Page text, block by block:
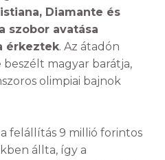
Diamante és
szobor avatása
érkeztek. Az átadón
magyar barátja,
olimpiai bajnok
felállítás 9 millió forintos
állta, így a